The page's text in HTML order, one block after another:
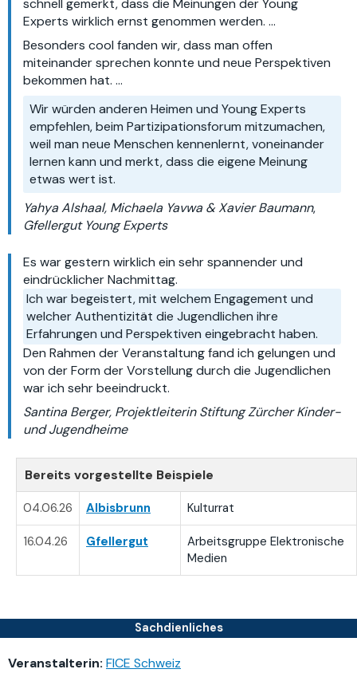
schnell gemerkt, dass die Meinungen der Young
Experts wirklich ernst genommen werden. …
Besonders cool fanden wir, dass man offen
miteinander sprechen konnte und neue Perspektiven
bekommen hat. …
Wir würden anderen Heimen und Young Experts
empfehlen, beim Partizipationsforum mitzumachen,
weil man neue Menschen kennenlernt, voneinander
lernen kann und merkt, dass die eigene Meinung
etwas wert ist.
Yahya Alshaal, Michaela Yavwa & Xavier Baumann,
Gfellergut Young Experts
Es war gestern wirklich ein sehr spannender und
eindrücklicher Nachmittag.
Ich war begeistert, mit welchem Engagement und
welcher Authentizität die Jugendlichen ihre
Erfahrungen und Perspektiven eingebracht haben.
Den Rahmen der Veranstaltung fand ich gelungen und
von der Form der Vorstellung durch die Jugendlichen
war ich sehr beeindruckt.
Santina Berger, Projektleiterin Stiftung Zürcher Kinder-
und Jugendheime
Bereits vorgestellte Beispiele
04.06.26 Albisbrunn Kulturrat
16.04.26 Gfellergut
Arbeitsgruppe Elektronische
Medien
Sachdienliches
Veranstalterin: FICE Schweiz